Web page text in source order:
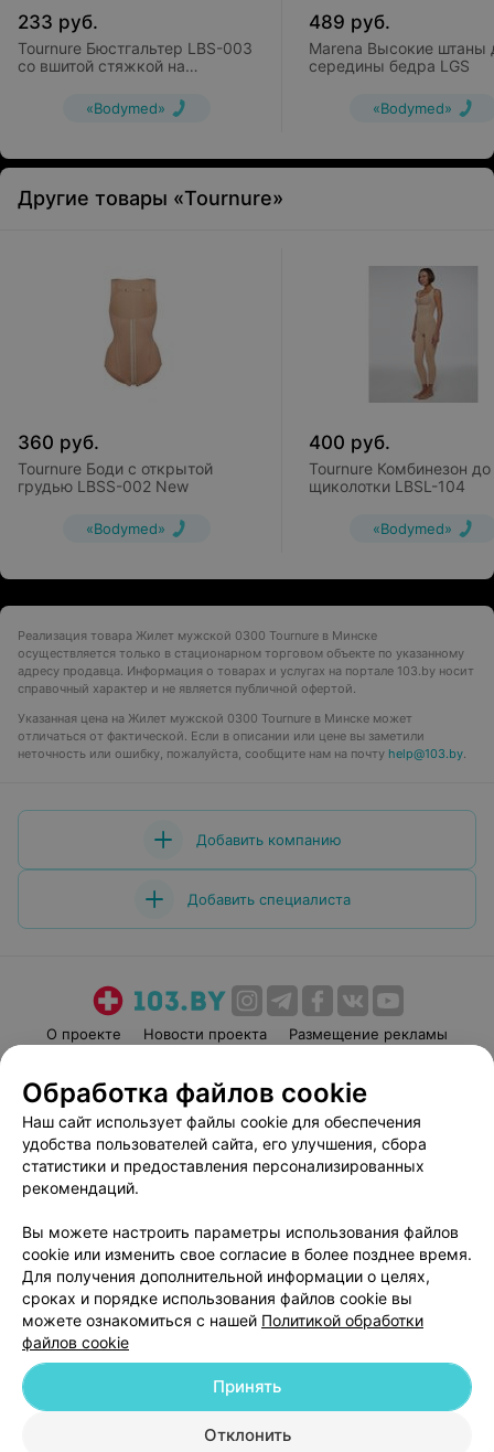
233 руб.
Tournure Бюстгальтер LBS-003
со вшитой стяжкой на
«Bodymed»
489 руб.
Marena Высокие штаны
середины бедра LGS
«Bodymed»
Другие товары «Tournure»
360 руб.
Tournure Боди с открытой
грудью LBSS-002 New
«Bodymed»
400 руб.
Tournure Комбинезон до
щиколотки LBSL-104
«Bodymed»
Реализация товара Жилет мужской 0300 Tournure в Минске
осуществляется только в стационарном торговом объекте по указанному
адресу продавца. Информация о товарах и услугах на портале 103.by носит
справочный характер и не является публичной офертой.
Указанная цена на Жилет мужской 0300 Tournure в Минске может
отличаться от фактической. Если в описании или цене вы заметили
неточность или ошибку, пожалуйста, сообщите нам на почту help@103.by.
Добавить компанию
Добавить специалиста
О проекте Новости проекта
Размещение рекламы
Пользовательское соглашение
Способы оплаты
Вакансии
Партнеры
Написать руководителю 103.by
Обработка персональных данных
© 2026 ООО «Артокс Лаб», УНП 191700409
| 220012, Республика Беларусь,
г. Минск, улица Толбухина, 2, пом. 16 | help@103.by
Обработка файлов cookie
Наш сайт использует файлы cookie для обеспечения
удобства пользователей сайта, его улучшения, сбора
статистики и предоставления персонализированных
рекомендаций.
Вы можете настроить параметры использования файлов
cookie или изменить свое согласие в более позднее время.
Для получения дополнительной информации о целях,
сроках и порядке использования файлов cookie вы
можете ознакомиться с нашей Политикой обработки
файлов cookie
Отклонить
Принять